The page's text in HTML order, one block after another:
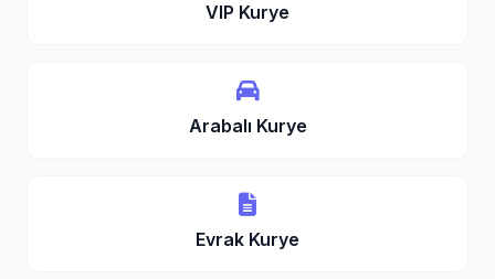
VIP Kurye
Arabalı Kurye
Evrak Kurye